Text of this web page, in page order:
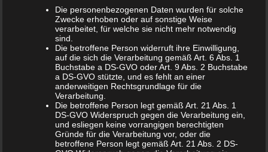
Post Save
T
e
l
e
n
Redakteur:Arne
Hallo, ich bin Arne und seit Anfang an dabei. Mir
macht es unglaublichen Spaß Artikel zu
verfassen. Jeden Tag mache ich mich auf die
Suche nach neuen und interessanten Themen.
Falls ihr Themen-Wünsche habt, meldet euch
gerne bei mir.
Die personenbezogenen Daten wurden für solche
Zwecke erhoben oder auf sonstige Weise
verarbeitet, für welche sie nicht mehr notwendig
sind.
Die betroffene Person widerruft ihre Einwilligung,
auf die sich die Verarbeitung gemäß Art. 6 Abs. 1
Buchstabe a DS-GVO oder Art. 9 Abs. 2 Buchstabe
a DS-GVO stützte, und es fehlt an einer
anderweitigen Rechtsgrundlage für die
Verarbeitung.
Die betroffene Person legt gemäß Art. 21 Abs. 1
DS-GVO Widerspruch gegen die Verarbeitung ein,
und esliegen keine vorrangigen berechtigten
Gründe für die Verarbeitung vor, oder die
betroffene Person legt gemäß Art. 21 Abs. 2 DS-